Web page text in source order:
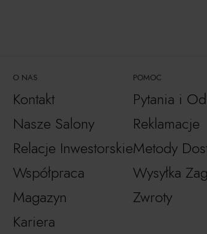
O NAS
Kontakt
Nasze Salony
Relacje Inwestorskie
Współpraca
Magazyn
Kariera
POMOC
Pytania i
Reklamacje
Metody
Wysyłka
Zwroty